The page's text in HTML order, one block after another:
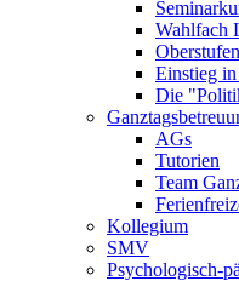
Wahlfach
Einstieg in
Die
AGs
Tutorien
Team
Kollegium
SMV
Psychologisch-